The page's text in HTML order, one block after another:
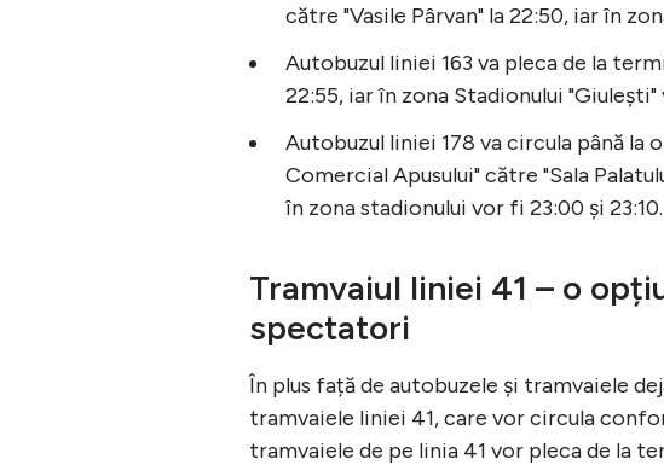
către "Vasile Pârvan" la 22:50, iar în
Autobuzul liniei 163 va pleca de la
22:55, iar în zona Stadionului "Giuleşti"
Autobuzul liniei 178 va circula până la
Comercial Apusului" către "Sala
în zona stadionului vor fi 23:00 și 23:10.
Tramvaiul liniei 41 – o
spectatori
În plus față de autobuzele și tramvaiele
tramvaiele liniei 41, care vor circula
tramvaiele de pe linia 41 vor pleca de la